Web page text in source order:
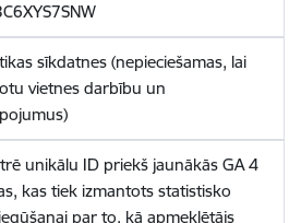
sīkdatnes (nepieciešamas, lai
vietnes darbību un
unikālu ID priekš jaunākās GA 4
kas tiek izmantots statistisko
par to, kā apmeklētājs